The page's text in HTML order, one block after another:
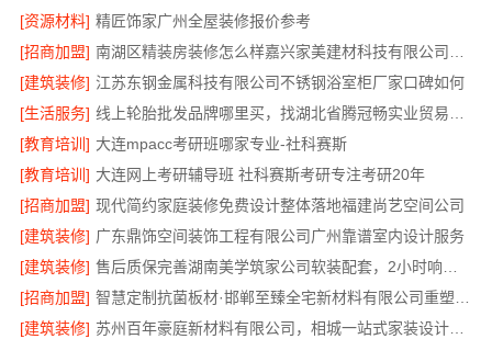
[资源材料] 精匠饰家广州全屋装修报价参考
[招商加盟]
[建筑装修] 江苏东钢金属科技有限公司不锈钢浴室柜厂家口碑如何
[生活服务]
[教育培训] 大连mpacc考研班哪家专业-社科赛斯
[教育培训] 大连网上考研辅导班 社科赛斯考研专注考研20年
[招商加盟] 现代简约家庭装修免费设计整体落地福建尚艺空间公司
[建筑装修] 广东鼎饰空间装饰工程有限公司广州靠谱室内设计服务
[建筑装修]
[招商加盟]
[建筑装修]
苏州百年豪庭新材料有限公司，相城一站式家装设计多少钱拎包入住